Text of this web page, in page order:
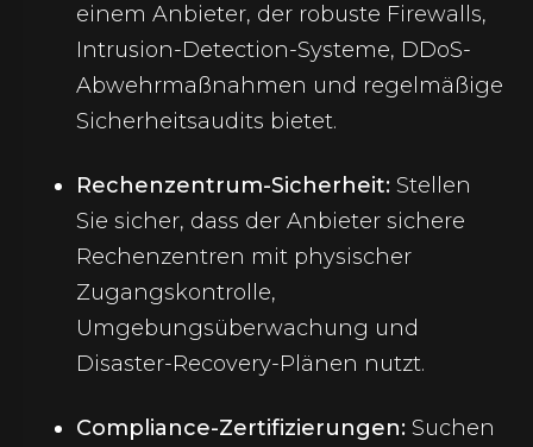
einem Anbieter, der robuste Firewalls,
Intrusion-Detection-Systeme, DDoS-
Abwehrmaßnahmen und regelmäßige
Sicherheitsaudits bietet.
Rechenzentrum-Sicherheit: Stellen
Sie sicher, dass der Anbieter sichere
Rechenzentren mit physischer
Zugangskontrolle,
Umgebungsüberwachung und
Disaster-Recovery-Plänen nutzt.
Compliance-Zertifizierungen: Suchen